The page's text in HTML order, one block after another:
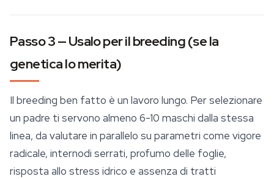
Passo 3 — Usalo per il breeding (se la
genetica lo merita)
Il breeding ben fatto è un lavoro lungo. Per selezionare
un padre ti servono almeno 6-10 maschi dalla stessa
linea, da valutare in parallelo su parametri come vigore
radicale, internodi serrati, profumo delle foglie,
risposta allo stress idrico e assenza di tratti